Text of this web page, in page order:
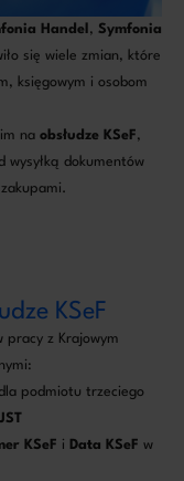
Handel , Symfonia
się wiele zmian, które
księgowym i osobom
na obsłudze KSeF,
wysyłką dokumentów
KSeF
pracy z Krajowym
podmiotu trzeciego
JST
KSeF i Data KSeF w